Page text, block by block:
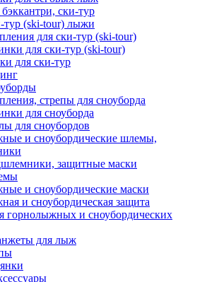
ски-тур
тур (ski-tour) лыжи
для ски-тур (ski-tour)
для ски-тур (ski-tour)
для ски-тур
стрепы для сноуборда
для сноуборда
для сноубордов
и сноубордические шлемы,
защитные маски
и сноубордические маски
и сноубордическая защита
горнолыжных и сноубордических
для лыж